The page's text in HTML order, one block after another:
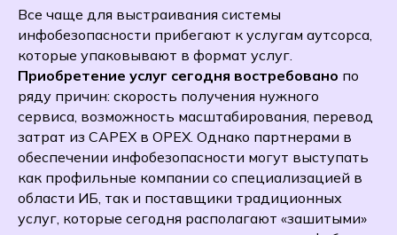
Все чаще для выстраивания системы
инфобезопасности прибегают к услугам аутсорса,
которые упаковывают в формат услуг.
Приобретение услуг сегодня востребовано по
ряду причин: скорость получения нужного
сервиса, возможность масштабирования, перевод
затрат из CAPEX в OPEX. Однако партнерами в
обеспечении инфобезопасности могут выступать
как профильные компании со специализацией в
области ИБ, так и поставщики традиционных
услуг, которые сегодня располагают «зашитыми»